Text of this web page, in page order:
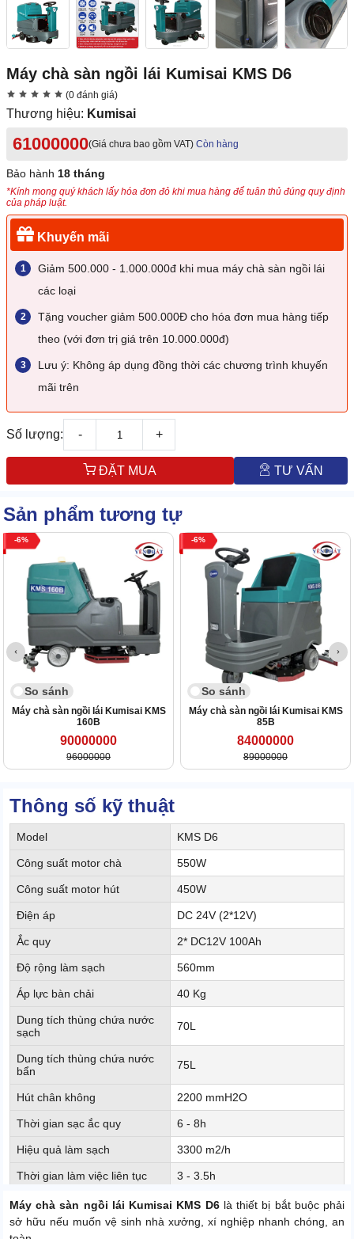
Máy chà sàn ngồi lái Kumisai KMS D6
(0 đánh giá)
Thương hiệu: Kumisai
61000000(Giá chưa bao gồm VAT) Còn hàng
Bảo hành 18 tháng
*Kính mong quý khách lấy hóa đơn đỏ khi mua hàng để tuân thủ đúng quy định
của pháp luật.
Khuyến mãi
Giảm 500.000 - 1.000.000đ khi mua máy chà sàn ngồi lái
các loại
Tặng voucher giảm 500.000Đ cho hóa đơn mua hàng tiếp
theo (với đơn trị giá trên 10.000.000đ)
Lưu ý: Không áp dụng đồng thời các chương trình khuyến
mãi trên
Số lượng: - +
ĐẶT MUA TƯ VẤN
Sản phẩm tương tự
6
So sánh
Máy chà sàn ngồi lái Kumisai KMS
160B
90000000
96000000
6
So sánh
Máy chà sàn ngồi lái Kumisai KMS
85B
84000000
89000000
Thông số kỹ thuật
Model KMS D6
Công suất motor chà 550W
Công suất motor hút 450W
Điện áp DC 24V (2*12V)
Ắc quy 2* DC12V 100Ah
Độ rộng làm sạch 560mm
Áp lực bàn chải 40 Kg
Dung tích thùng chứa nước
sạch
70L
Dung tích thùng chứa nước
bẩn
75L
Hút chân không 2200 mmH2O
Thời gian sạc ắc quy 6 - 8h
Hiệu quả làm sạch 3300 m2/h
Thời gian làm việc liên tục 3 - 3.5h
Độ ồn 65dB
Tốc độ di chuyển 6.3 km/h
Máy chà sàn ngồi lái Kumisai KMS D6là thiết bị bắt buộc phải
sở hữu nếu muốn vệ sinh nhà xưởng, xí nghiệp nhanh chóng, an